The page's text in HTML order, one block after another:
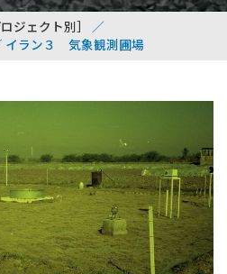
ジェクト別］
イラン３ 気象観測圃場